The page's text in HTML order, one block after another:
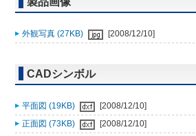
外観写真 (27KB) [2008/12/10]
CADシンボル
平面図 (19KB)
[2008/12/10]
正面図 (73KB)
[2008/12/10]